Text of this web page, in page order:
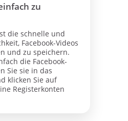
zu
die schnelle und
Facebook-Videos
und zu speichern.
die Facebook-
Sie sie in das
klicken Sie auf
Registerkonten